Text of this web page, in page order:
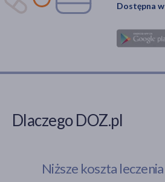
Dostępna w
Dlaczego DOZ.pl
Niższe koszta leczenia